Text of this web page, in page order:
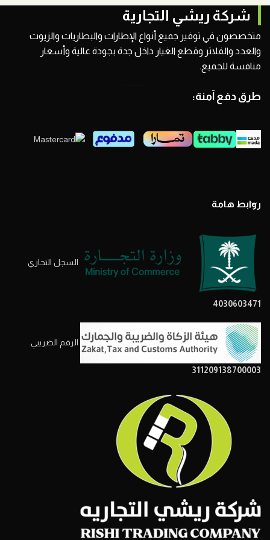
شركة ريشي التجارية
متخصصون في توفير جميع أنواع الإطارات والبطاريات والزيوت
والعدد والفلاتر وقطع الغيار داخل جدة بجودة عالية وأسعار
منافسة للجميع.
طرق دفع آمنة:
روابط هامة
السجل التحاري
4030603471
الرقم الضريبي
311209138700003